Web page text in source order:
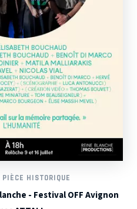
PIÈCE HISTORIQUE
- Festival OFF Avignon